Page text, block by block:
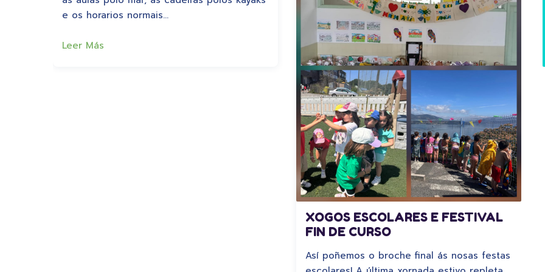
e os horarios normais…
Leer Más
XOGOS ESCOLARES E FESTIVAL
FIN DE CURSO
Así poñemos o broche final ás nosas festas